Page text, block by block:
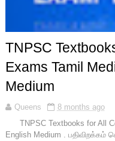
TNPSC
Exams Tamil
Medium
Queens
8 months ago
TNPSC Textbooks for All
English Medium .